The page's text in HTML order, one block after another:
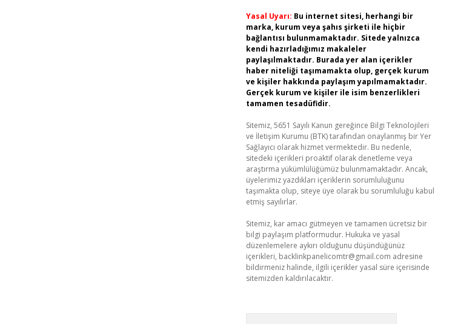
Yasal Uyarı: Bu internet sitesi, herhangi bir
marka, kurum veya şahıs şirketi ile hiçbir
bağlantısı bulunmamaktadır. Sitede yalnızca
kendi hazırladığımız makaleler
paylaşılmaktadır. Burada yer alan içerikler
haber niteliği taşımamakta olup, gerçek kurum
ve kişiler hakkında paylaşım yapılmamaktadır.
Gerçek kurum ve kişiler ile isim benzerlikleri
tamamen tesadüfidir.
Sitemiz, 5651 Sayılı Kanun gereğince Bilgi Teknolojileri
ve İletişim Kurumu (BTK) tarafından onaylanmış bir Yer
Sağlayıcı olarak hizmet vermektedir. Bu nedenle,
sitedeki içerikleri proaktif olarak denetleme veya
araştırma yükümlülüğümüz bulunmamaktadır. Ancak,
üyelerimiz yazdıkları içeriklerin sorumluluğunu
taşımakta olup, siteye üye olarak bu sorumluluğu kabul
etmiş sayılırlar.
Sitemiz, kar amacı gütmeyen ve tamamen ücretsiz bir
bilgi paylaşım platformudur. Hukuka ve yasal
düzenlemelere aykırı olduğunu düşündüğünüz
içerikleri, backlinkpanelicomtr@gmail.com adresine
bildirmeniz halinde, ilgili içerikler yasal süre içerisinde
sitemizden kaldırılacaktır.